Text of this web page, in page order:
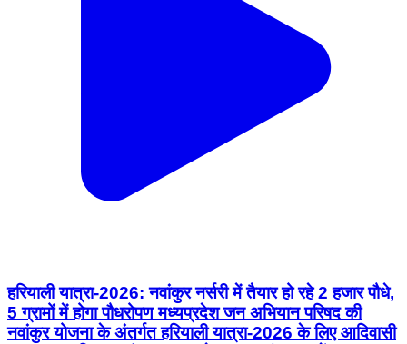
हरियाली यात्रा-2026: नवांकुर नर्सरी में तैयार हो रहे 2 हजार पौधे,
5 ग्रामों में होगा पौधरोपण मध्यप्रदेश जन अभियान परिषद की
नवांकुर योजना के अंतर्गत हरियाली यात्रा-2026 के लिए आदिवासी